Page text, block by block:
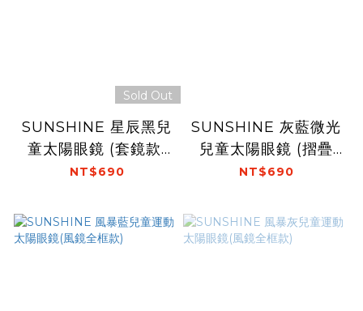
Sold Out
SUNSHINE 星辰黑兒
童太陽眼鏡 (套鏡款)
(可搭配近視眼鏡)
NT$690
SUNSHINE 灰藍微光
兒童太陽眼鏡 (摺疊
款)
NT$690